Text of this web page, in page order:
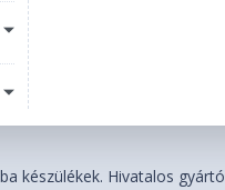
készülékek. Hivatalos